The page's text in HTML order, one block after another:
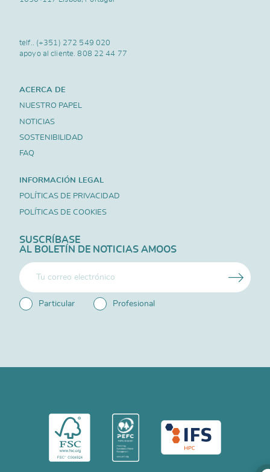
telf.. (+351) 272 549 020
apoyo al cliente.808 22 44 77
ACERCA DE
NUESTRO PAPEL
NOTICIAS
SOSTENIBILIDAD
FAQ
INFORMACIÓN LEGAL
POLÍTICAS DE PRIVACIDAD
POLÍTICAS DE COOKIES
SUSCRÍBASE
AL BOLETÍN DE NOTICIAS AMOOS
Particular Profesional